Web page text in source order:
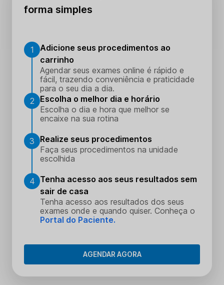
forma simples
1
Adicione seus procedimentos ao
carrinho
Agendar seus exames online é rápido e
fácil, trazendo conveniência e praticidade
para o seu dia a dia.
2
Escolha o melhor dia e horário
Escolha o dia e hora que melhor se
encaixe na sua rotina
3
Realize seus procedimentos
Faça seus procedimentos na unidade
escolhida
4 Tenha acesso aos seus resultados sem
sair de casa
Tenha acesso aos resultados dos seus
exames onde e quando quiser. Conheça o
Portal do Paciente.
AGENDAR AGORA